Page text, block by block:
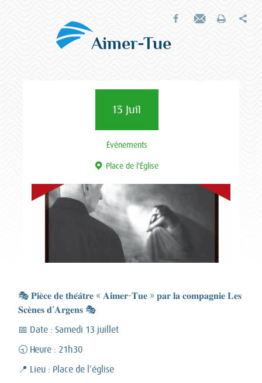
Partager sur Facebook
Envoyer par e-mail
Imprimer
Aimer-Tue
13 Juil
Événements
Place de l'Église
🎭 𝐏𝐢𝐞̀𝐜𝐞 𝐝𝐞 𝐭𝐡𝐞́𝐚̂𝐭𝐫𝐞 « 𝐀𝐢𝐦𝐞𝐫-𝐓𝐮𝐞 » 𝐩𝐚𝐫 𝐥𝐚 𝐜𝐨𝐦𝐩𝐚𝐠𝐧𝐢𝐞 𝐋𝐞𝐬
𝐒𝐜𝐞̀𝐧𝐞𝐬 𝐝’𝐀𝐫𝐠𝐞𝐧𝐬 🎭
📅 Date : Samedi 13 juillet
🕤 Heure : 21h30
📍 Lieu : Place de l’église